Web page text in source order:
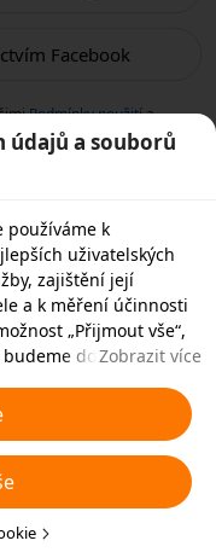
Facebook
Podmínky použitía
ochrany osobních údajů.
údajů a souborů
používáme k
uživatelských
zajištění její
a k měření účinnosti
„Přijmout vše“,
do vašeho
„Odmítnout
zvolit, které typy
a to kliknutím na
nebo kdykoli v
najdete v
a podobných
Zobrazit více